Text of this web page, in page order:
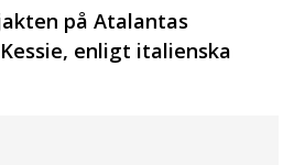
på Atalantas
enligt italienska